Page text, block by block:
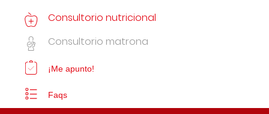
Consultorio nutricional
Consultorio matrona
¡Me apunto!
Faqs